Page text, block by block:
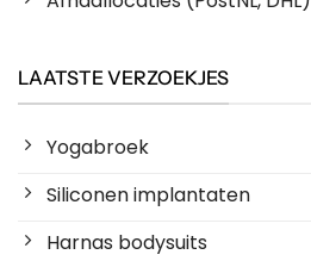
LAATSTE VERZOEKJES
Yogabroek
Siliconen implantaten
Harnas bodysuits